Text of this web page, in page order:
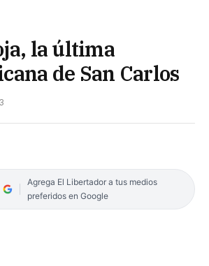
la última
de San Carlos
Agrega El Libertador a tus medios
preferidos en Google